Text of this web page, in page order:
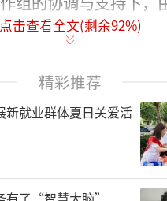
起的美团乡村儿童操
点击查看全文(剩余92%)
精彩推荐
新就业群体夏日关爱活